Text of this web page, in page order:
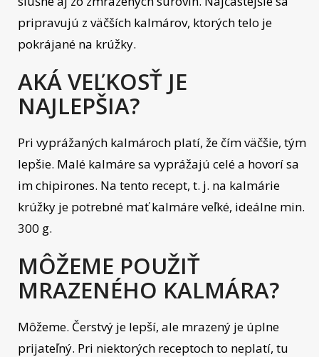
pripravujú z väčších kalmárov, ktorých telo je
pokrájané na krúžky.
AKÁ VEĽKOSŤ JE
NAJLEPŠIA?
Pri vyprážaných kalmároch platí, že čím väčšie, tým
lepšie. Malé kalmáre sa vyprážajú celé a hovorí sa
im chipirones. Na tento recept, t. j. na kalmárie
krúžky je potrebné mať kalmáre veľké, ideálne min.
300 g.
MÔŽEME POUŽIŤ
MRAZENÉHO KALMÁRA?
Môžeme. Čerstvý je lepší, ale mrazený je úplne
prijateľný. Pri niektorých receptoch to neplatí, tu